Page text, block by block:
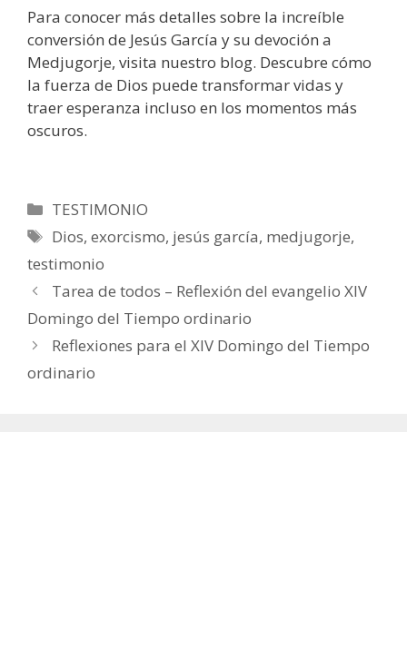
Para conocer más detalles sobre la increíble
conversión de Jesús García y su devoción a
Medjugorje, visita nuestro blog. Descubre cómo
la fuerza de Dios puede transformar vidas y
traer esperanza incluso en los momentos más
oscuros.
Categorías
TESTIMONIO
Etiquetas
Dios,exorcismo, jesús garcía, medjugorje,
testimonio
Tarea de todos – Reflexión del evangelio XIV
Domingo del Tiempo ordinario
Reflexiones para el XIV Domingo del Tiempo
ordinario